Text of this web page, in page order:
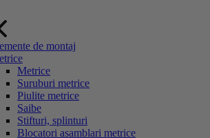
de montaj
Metrice
Suruburi metrice
Piulite metrice
Saibe
Stifturi, splinturi
Blocatori asamblari metrice